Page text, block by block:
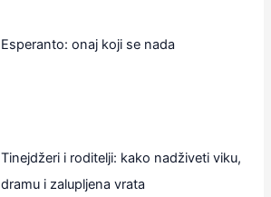
Esperanto: onaj koji se nada
Tinejdžeri i roditelji: kako nadživeti viku,
dramu i zalupljena vrata